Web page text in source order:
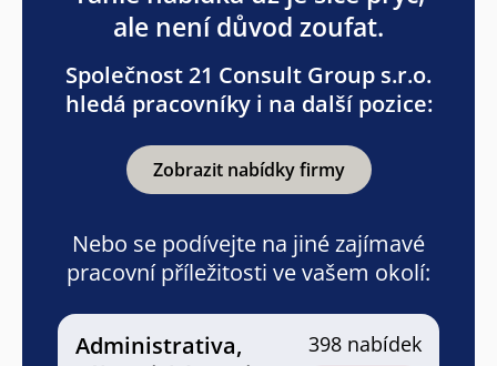
ale není důvod zoufat.
Společnost 21 Consult Group s.r.o.
hledá pracovníky i na další pozice:
Zobrazit nabídky firmy
Nebo se podívejte na jiné zajímavé
pracovní příležitosti ve vašem okolí:
Administrativa,
398 nabídek